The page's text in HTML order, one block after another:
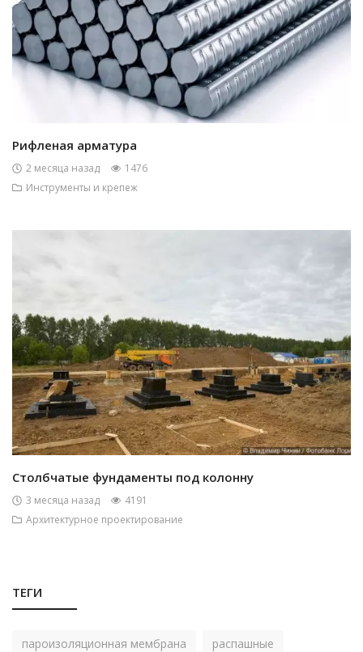
Рифленая арматура
2 месяца назад
1476
Инструменты и крепеж
Столбчатые фундаменты под колонну
3 месяца назад
4191
Архитектурное проектирование
ТЕГИ
пароизоляционная мембрана распашные